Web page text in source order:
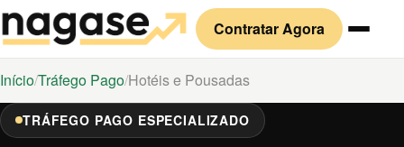
Contratar Agora
InícioTráfego Pago Hotéis e Pousadas
TRÁFEGO PAGO ESPECIALIZADO